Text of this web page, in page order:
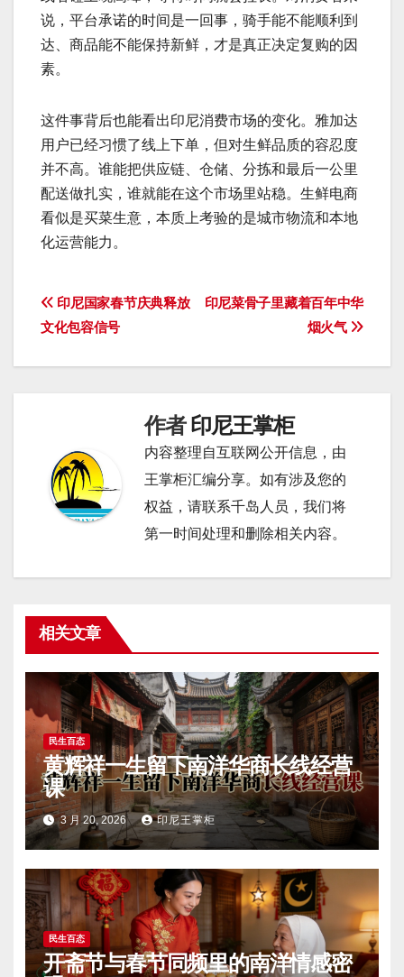
说，平台承诺的时间是一回事，骑手能不能顺利到
达、商品能不能保持新鲜，才是真正决定复购的因
素。
这件事背后也能看出印尼消费市场的变化。雅加达
用户已经习惯了线上下单，但对生鲜品质的容忍度
并不高。谁能把供应链、仓储、分拣和最后一公里
配送做扎实，谁就能在这个市场里站稳。生鲜电商
看似是买菜生意，本质上考验的是城市物流和本地
化运营能力。
文
章
印尼菜骨子里藏着百年中华
烟火气
印尼国家春节庆典释放
文化包容信号
作者印尼王掌柜
内容整理自互联网公开信息，由
王掌柜汇编分享。如有涉及您的
权益，请联系千岛人员，我们将
第一时间处理和删除相关内容。
相关文章
民生百态
黄辉祥一生留下南洋华商长线经营
课
3 月 20, 2026 印尼王掌柜
民生百态
开斋节与春节同频里的南洋情感密